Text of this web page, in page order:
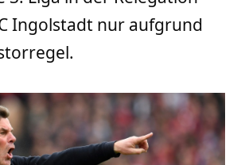
Ingolstadt nur aufgrund